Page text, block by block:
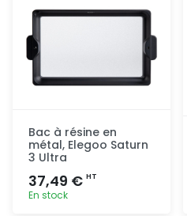
Bac à résine en
métal, Elegoo Saturn
3 Ultra
37,49 € HT
En stock